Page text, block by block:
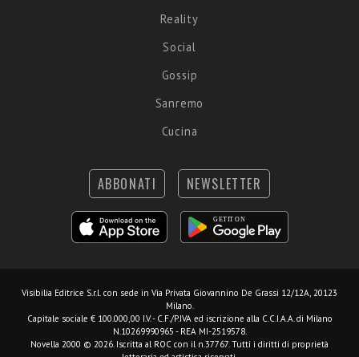
Reality
Social
Gossip
Sanremo
Cucina
ABBONATI NEWSLETTER
Visibilia Editrice S.r.l. con sede in Via Privata Giovannino De Grassi 12/12A, 20123
Milano.
Capitale sociale € 100.000,00 I.V. - C.F./P.IVA ed iscrizione alla C.C.I.A.A. di Milano
N.10269990965 - REA MI-2519578.
Novella 2000 © 2026. Iscritta al ROC con il n.37767. Tutti i diritti di proprietà